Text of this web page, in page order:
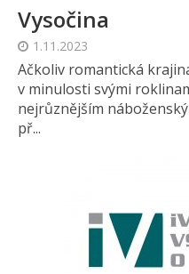
Vysočina
1.11.2023
Ačkoliv romantická
v minulosti svými
nejrůznějším
př...